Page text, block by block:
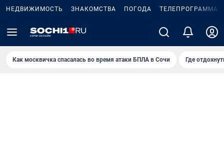
НЕДВИЖИМОСТЬ ЗНАКОМСТВА ПОГОДА ТЕЛЕПРОГРАММА
Как москвичка спасалась во время атаки БПЛА в Сочи Где